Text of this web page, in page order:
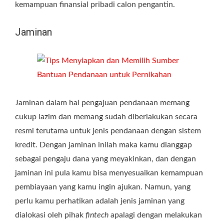
kemampuan finansial pribadi calon pengantin.
Jaminan
Jaminan dalam hal pengajuan pendanaan memang
cukup lazim dan memang sudah diberlakukan secara
resmi terutama untuk jenis pendanaan dengan sistem
kredit. Dengan jaminan inilah maka kamu dianggap
sebagai pengaju dana yang meyakinkan, dan dengan
jaminan ini pula kamu bisa menyesuaikan kemampuan
pembiayaan yang kamu ingin ajukan. Namun, yang
perlu kamu perhatikan adalah jenis jaminan yang
dialokasi oleh pihak fintech apalagi dengan melakukan